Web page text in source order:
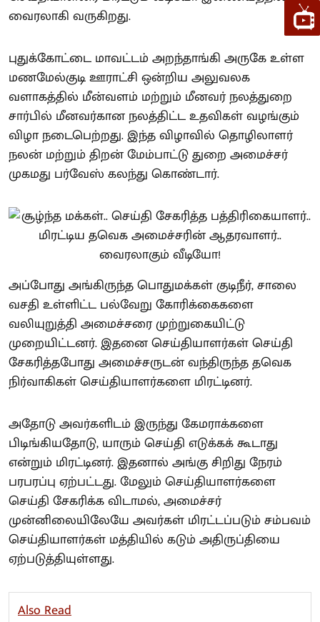
வைரலாகி வருகிறது.
புதுக்கோட்டை மாவட்டம் அறந்தாங்கி அருகே உள்ள
மணமேல்குடி ஊராட்சி ஒன்றிய அலுவலக
வளாகத்தில் மீன்வளம் மற்றும் மீனவர் நலத்துறை
சார்பில் மீனவர்கான நலத்திட்ட உதவிகள் வழங்கும்
விழா நடைபெற்றது. இந்த விழாவில் தொழிலாளர்
நலன் மற்றும் திறன் மேம்பாட்டு துறை அமைச்சர்
முகமது பர்வேஸ் கலந்து கொண்டார்.
அப்போது அங்கிருந்த பொதுமக்கள் குடிநீர், சாலை
வசதி உள்ளிட்ட பல்வேறு கோரிக்கைகளை
வலியுறுத்தி அமைச்சரை முற்றுகையிட்டு
முறையிட்டனர். இதனை செய்தியாளர்கள் செய்தி
சேகரித்தபோது அமைச்சருடன் வந்திருந்த தவெக
நிர்வாகிகள் செய்தியாளர்களை மிரட்டினர்.
அதோடு அவர்களிடம் இருந்து கேமராக்களை
பிடிங்கியதோடு, யாரும் செய்தி எடுக்கக் கூடாது
என்றும் மிரட்டினர். இதனால் அங்கு சிறிது நேரம்
பரபரப்பு ஏற்பட்டது. மேலும் செய்தியாளர்களை
செய்தி சேகரிக்க விடாமல், அமைச்சர்
முன்னிலையிலேயே அவர்கள் மிரட்டப்படும் சம்பவம்
செய்தியாளர்கள் மத்தியில் கடும் அதிருப்தியை
ஏற்படுத்தியுள்ளது.
Also Read